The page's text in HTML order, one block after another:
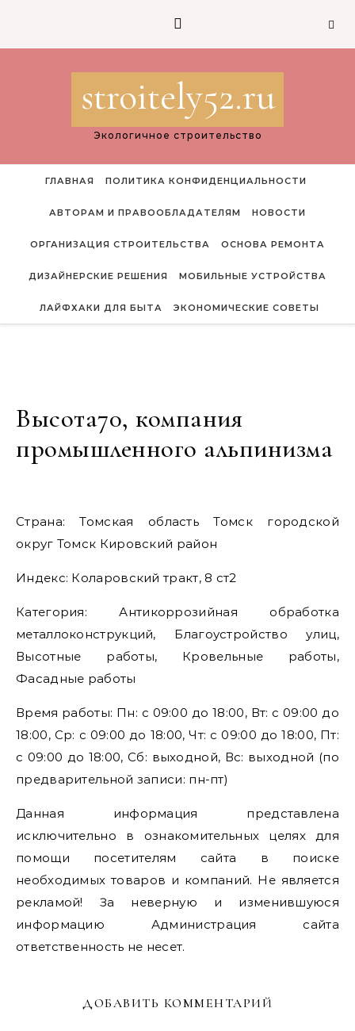
stroitely52.ru
Экологичное строительство
ГЛАВНАЯ ПОЛИТИКА КОНФИДЕНЦИАЛЬНОСТИ
АВТОРАМ И ПРАВООБЛАДАТЕЛЯМ НОВОСТИ
ОРГАНИЗАЦИЯ СТРОИТЕЛЬСТВА ОСНОВА РЕМОНТА
ДИЗАЙНЕРСКИЕ РЕШЕНИЯ МОБИЛЬНЫЕ УСТРОЙСТВА
ЛАЙФХАКИ ДЛЯ БЫТА ЭКОНОМИЧЕСКИЕ СОВЕТЫ
Высота70, компания
промышленного альпинизма
Страна: Томская область Томск городской
округ Томск Кировский район
Индекс: Коларовский тракт, 8 ст2
Категория: Антикоррозийная обработка
металлоконструкций, Благоустройство улиц,
Высотные работы, Кровельные работы,
Фасадные работы
Время работы: Пн: с 09:00 до 18:00, Вт: с 09:00 до
18:00, Ср: с 09:00 до 18:00, Чт: с 09:00 до 18:00, Пт:
с 09:00 до 18:00, Сб: выходной, Вс: выходной (по
предварительной записи: пн-пт)
Данная информация представлена
исключительно в ознакомительных целях для
помощи посетителям сайта в поиске
необходимых товаров и компаний. Не является
рекламой! За неверную и изменившуюся
информацию Администрация сайта
ответственность не несет.
ДОБАВИТЬ КОММЕНТАРИЙ